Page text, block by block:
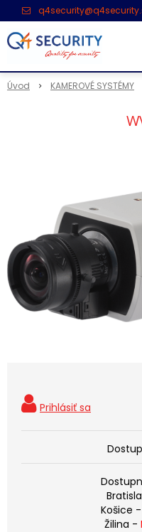
Úvod KAMEROVÉ SYSTÉMY
Košice -
Žilina -